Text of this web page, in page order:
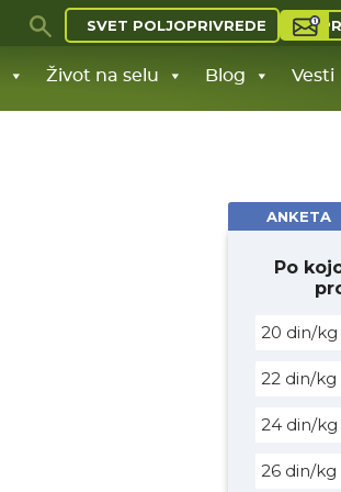
SVET POLJOPRIVREDE
Život na selu Blog Vesti
ANKETA
Po
20 din/kg
22 din/kg
24 din/kg
26 din/kg